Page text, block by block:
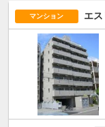
マンション エ